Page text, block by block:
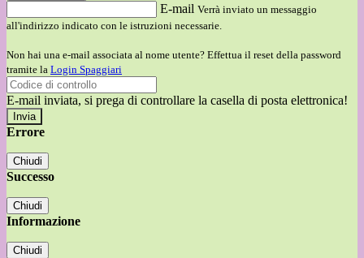
E-mail Verrà inviato un messaggio
all'indirizzo indicato con le istruzioni necessarie.
Non hai una e-mail associata al nome utente? Effettua il reset della password
tramite la Login Spaggiari
E-mail inviata, si prega di controllare la casella di posta elettronica!
Errore
Chiudi
Successo
Chiudi
Informazione
Chiudi